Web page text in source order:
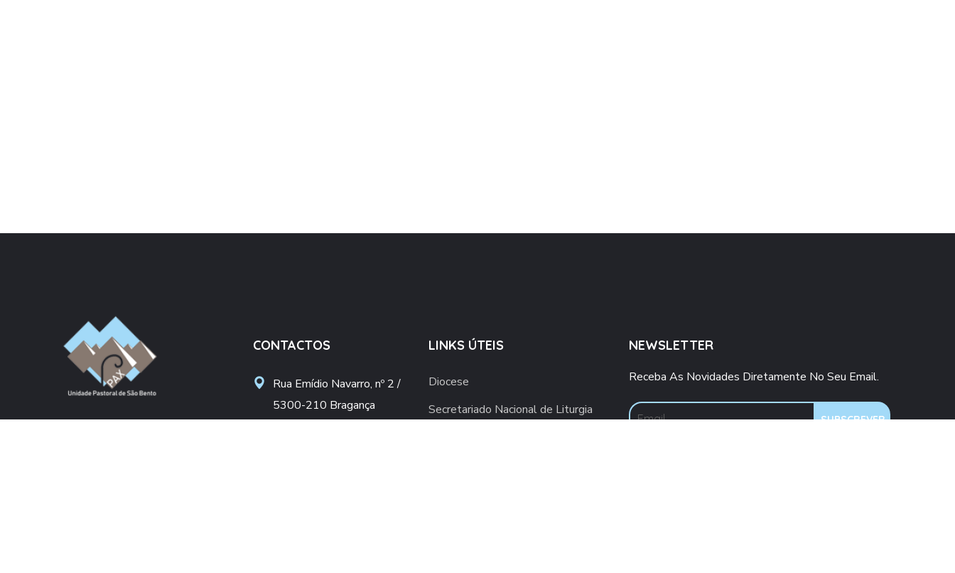
CONTACTOS
Rua Emídio Navarro, nº 2 /
5300-210 Bragança
LINKS ÚTEIS
Diocese
Secretariado Nacional de Liturgia
NEWSLETTER
Receba As Novidades Diretamente No Seu Email.